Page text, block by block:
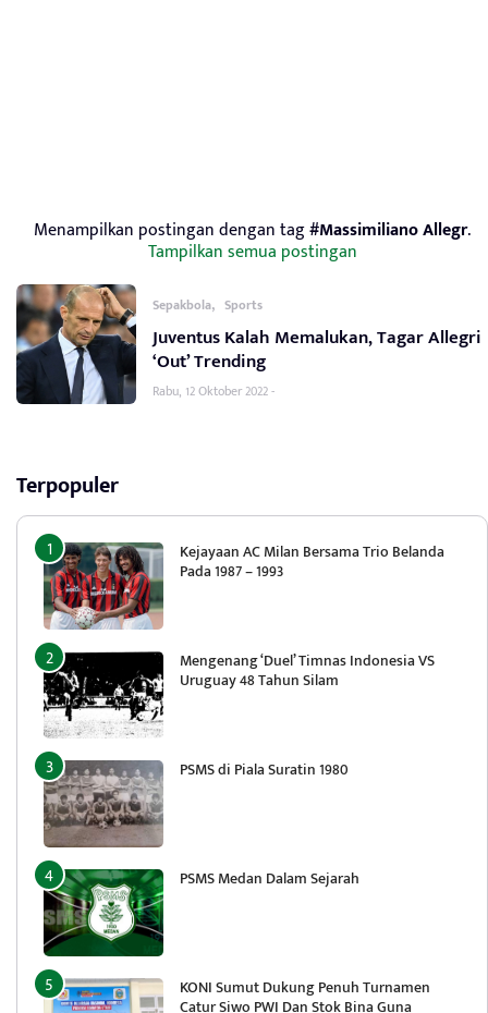
Menampilkan postingan dengan tag#Massimiliano Allegr.
Tampilkan semua postingan
Sepakbola, Sports
Juventus Kalah Memalukan, Tagar Allegri
‘Out’ Trending
Rabu, 12 Oktober 2022 -
Terpopuler
Kejayaan AC Milan Bersama Trio Belanda
Pada 1987 – 1993
Mengenang ‘Duel’ Timnas Indonesia VS
Uruguay 48 Tahun Silam
PSMS di Piala Suratin 1980
PSMS Medan Dalam Sejarah
KONI Sumut Dukung Penuh Turnamen
Catur Siwo PWI Dan Stok Bina Guna